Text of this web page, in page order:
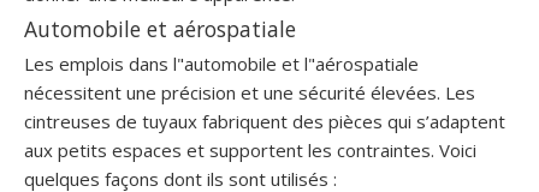
Automobile et aérospatiale
Les emplois dans l"automobile et l"aérospatiale
nécessitent une précision et une sécurité élevées. Les
cintreuses de tuyaux fabriquent des pièces qui s’adaptent
aux petits espaces et supportent les contraintes. Voici
quelques façons dont ils sont utilisés :